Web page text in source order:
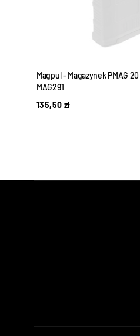
Magpul - Magazynek PMAG
MAG291
135,50 zł